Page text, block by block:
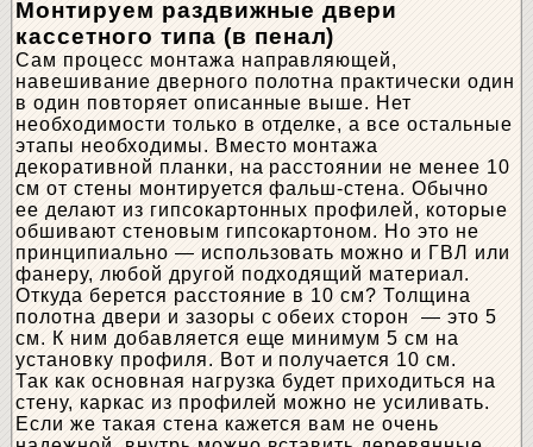
Монтируем раздвижные двери
кассетного типа (в пенал)
Сам процесс монтажа направляющей,
навешивание дверного полотна практически один
в один повторяет описанные выше. Нет
необходимости только в отделке, а все остальные
этапы необходимы. Вместо монтажа
декоративной планки, на расстоянии не менее 10
см от стены монтируется фальш-стена. Обычно
ее делают из гипсокартонных профилей, которые
обшивают стеновым гипсокартоном. Но это не
принципиально — использовать можно и ГВЛ или
фанеру, любой другой подходящий материал.
Откуда берется расстояние в 10 см? Толщина
полотна двери и зазоры с обеих сторон — это 5
см. К ним добавляется еще минимум 5 см на
установку профиля. Вот и получается 10 см.
Так как основная нагрузка будет приходиться на
стену, каркас из профилей можно не усиливать.
Если же такая стена кажется вам не очень